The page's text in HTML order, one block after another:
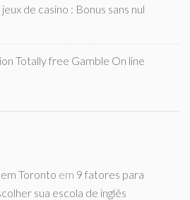
de casino : Bonus sans nul
Totally free Gamble On line
Toronto em 9 fatores para
sua escola de inglês